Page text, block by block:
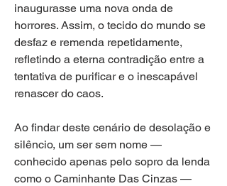
inaugurasse uma nova onda de
horrores. Assim, o tecido do mundo se
desfaz e remenda repetidamente,
refletindo a eterna contradição entre a
tentativa de purificar e o inescapável
renascer do caos.
Ao findar deste cenário de desolação e
silêncio, um ser sem nome —
conhecido apenas pelo sopro da lenda
como o Caminhante Das Cinzas —